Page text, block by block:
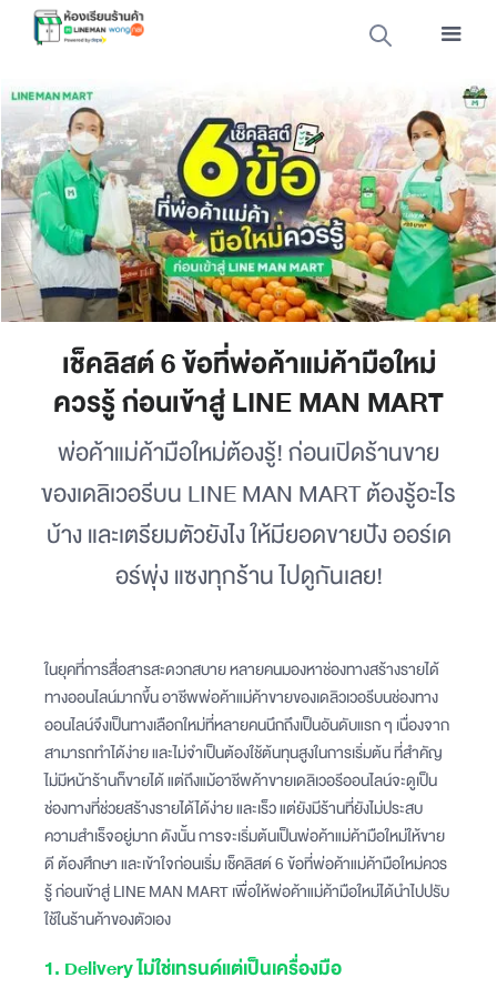
เช็คลิสต์ 6 ข้อที่พ่อค้าแม่ค้ามือใหม่
ควรรู้ ก่อนเข้าสู่ LINE MAN MART
พ่อค้าแม่ค้ามือใหม่ต้องรู้! ก่อนเปิดร้านขาย
ของเดลิเวอรีบน LINE MAN MART ต้องรู้อะไร
บ้าง และเตรียมตัวยังไง ให้มียอดขายปัง ออร์เด
อร์พุ่ง แซงทุกร้าน ไปดูกันเลย!
ในยุคที่การสื่อสารสะดวกสบาย หลายคนมองหาช่องทางสร้างรายได้
ทางออนไลน์มากขึ้น อาชีพพ่อค้าแม่ค้าขายของเดลิวเวอรีบนช่องทาง
ออนไลน์จึงเป็นทางเลือกใหม่ที่หลายคนนึกถึงเป็นอันดับแรก ๆ เนื่องจาก
สามารถทำได้ง่าย และไม่จำเป็นต้องใช้ต้นทุนสูงในการเริ่มต้น ที่สำคัญ
ไม่มีหน้าร้านก็ขายได้ แต่ถึงแม้อาชีพค้าขายเดลิเวอรีออนไลน์จะดูเป็น
ช่องทางที่ช่วยสร้างรายได้ได้ง่าย และเร็ว แต่ยังมีร้านที่ยังไม่ประสบ
ความสำเร็จอยู่มาก ดังนั้น การจะเริ่มต้นเป็นพ่อค้าแม่ค้ามือใหม่ให้ขาย
ดี ต้องศึกษา และเข้าใจก่อนเริ่ม เช็คลิสต์ 6 ข้อที่พ่อค้าแม่ค้ามือใหม่ควร
รู้ ก่อนเข้าสู่ LINE MAN MART เพื่อให้พ่อค้าแม่ค้ามือใหม่ได้นำไปปรับ
ใช้ในร้านค้าของตัวเอง
1. Delivery ไม่ใช่เทรนด์แต่เป็นเครื่องมือ